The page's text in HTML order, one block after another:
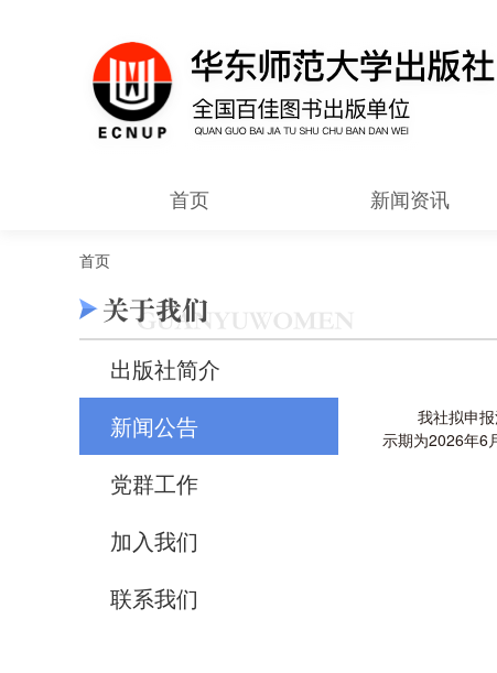
首页 新闻资讯
首页
出版社简介
新闻公告
党群工作
加入我们
联系我们
我社拟申
示期为2026年6